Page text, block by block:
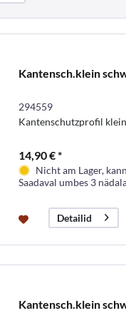
Kantensch.klein
294559
Kantenschutzprofil
14,90 € *
Nicht am Lager,
Saadaval umbes 3
Detailid
Kantensch.klein